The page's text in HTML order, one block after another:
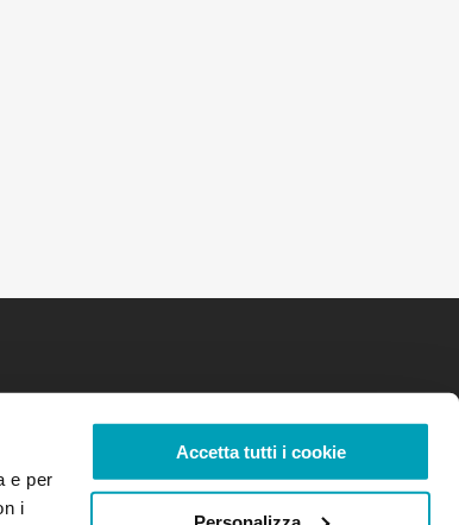
e per
i
Accetta tutti i cookie